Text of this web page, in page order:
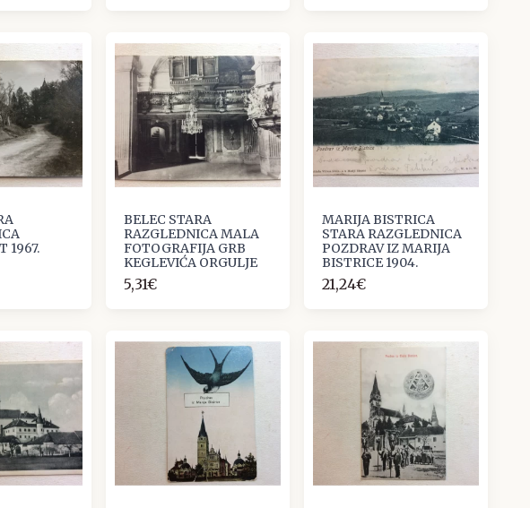
1967.
BELEC STARA
RAZGLEDNICA MALA
FOTOGRAFIJA GRB
KEGLEVIĆA ORGULJE
5,31€
MARIJA BISTRICA
STARA RAZGLEDNICA
POZDRAV IZ MARIJA
BISTRICE 1904.
21,24€